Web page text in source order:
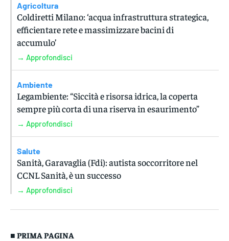
Agricoltura
Coldiretti Milano: ‘acqua infrastruttura strategica,
efficientare rete e massimizzare bacini di
accumulo’
→ Approfondisci
Ambiente
Legambiente: “Siccità e risorsa idrica, la coperta
sempre più corta di una riserva in esaurimento”
→ Approfondisci
Salute
Sanità, Garavaglia (Fdi): autista soccorritore nel
CCNL Sanità, è un successo
→ Approfondisci
■ PRIMA PAGINA